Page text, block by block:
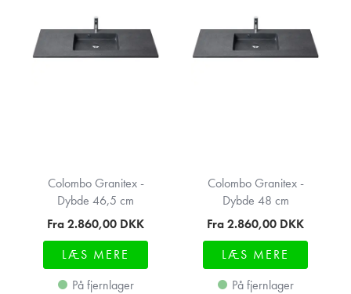
Colombo Granitex -
Dybde 46,5 cm
Fra 2.860,00 DKK
LÆS MERE
På fjernlager
Colombo Granitex -
Dybde 48 cm
Fra 2.860,00 DKK
LÆS MERE
På fjernlager